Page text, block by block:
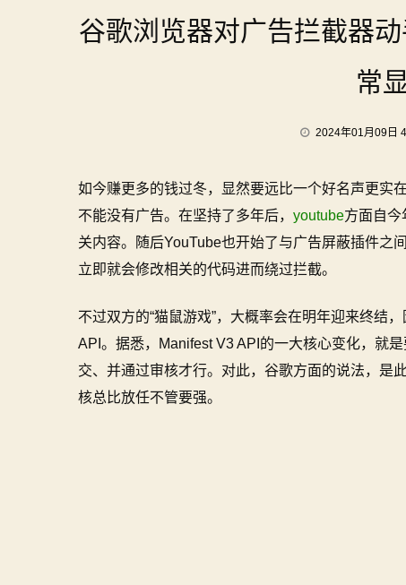
谷歌浏览器对广告拦截器
常
2024年01月09日
如今赚更多的钱过冬，显然要远比一个好名声更实
不能没有广告。在坚持了多年后， youtube方面自今
关内容。随后YouTube也开始了与广告屏蔽插件之
立即就会修改相关的代码进而绕过拦截。
不过双方的“猫鼠游戏”，大概率会在明年迎来终结
API。据悉，Manifest V3 API的一大核心变化，就
交、并通过审核才行。对此，谷歌方面的说法，是
核总比放任不管要强。